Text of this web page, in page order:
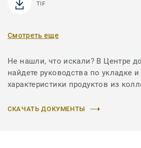
TIF
Смотреть еще
Не нашли, что искали? В Центре
найдете руководства по укладке и
характеристики продуктов из
СКАЧАТЬ ДОКУМЕНТЫ